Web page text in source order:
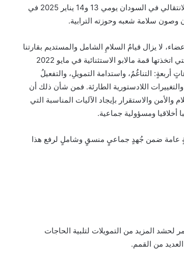
وباستقبالنا الفريق أول عبد الفتاح البرهان، رئيس مجلس السيادة الانتقالي في السودان يومي 13 و14 يناير 2025 في
سلامة شعبه وحوزته الترابية.
لا يزال قيامُ السلامِ الشامل والمستديم بقارتنا
هدفا ينتظر التحقق. وإنني إذ أدعو إلى إلى تنفيذ القرارات الجريئة التي اتخذتها قمة مالابو الاستثنائية في مايو 2022
التناغُمُ، واستدامة التمويلِ، والتفعيلُ
اللادستورية الطارئة. فمن شأن ذلك أن
والاستقرار بإيجاد الآليات المناسبة التي
ومسؤولية جماعية.
عامة ضمن جُهدٍ جماعيٍ منسقٍ وشاملٍ لرفع هذا
لحشد المزيد من التمويلات لتلبية الحاجات
من القمم.